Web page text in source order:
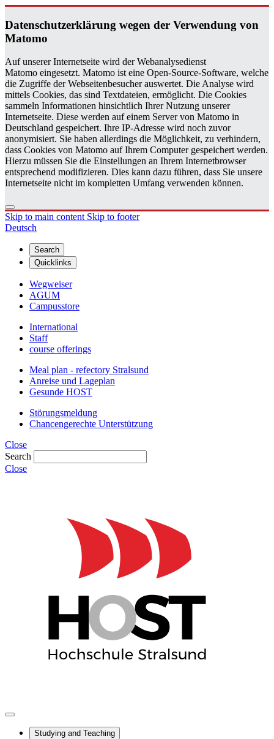
Daten­schutzerklärung wegen der Ver­wen­dung von
Matomo
Auf unserer Internetseite wird der Webanalysedienst
Matomo eingesetzt. Matomo ist eine Open-Source-Software, welche
die Zugriffe der Webseitenbesucher auswertet. Die Analyse wird
mittels Cookies, das sind Textdateien, ermöglicht. Die Cookies
sammeln Informationen hinsichtlich Ihrer Nutzung unserer
Internetseite. Diese werden auf einem Server von Matomo in
Deutschland gespeichert. Ihre IP-Adresse wird noch zuvor
anonymisiert. Sie haben allerdings die Möglichkeit, zu verhindern,
dass Cookies von Matomo auf Ihrem Computer gespeichert werden.
Hierzu müssen Sie die Einstellungen an Ihrem Internetbrowser
entsprechend modifizieren. Dies kann dazu führen, dass Sie unsere
Internetseite nicht im kompletten Umfang verwenden können.
Skip to main content Skip to footer
Deutsch
Search
Quicklinks
Wegweiser
AGUM
Campusstore
International
Staff
course offerings
Meal plan - refectory Stralsund
Anreise und Lageplan
Gesunde HOST
Störungsmeldung
Chancengerechte Unterstützung
Close
Search
Close
Studying and Teaching